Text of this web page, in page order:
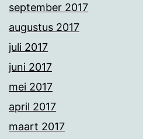
september 2017
augustus 2017
juli 2017
juni 2017
mei 2017
april 2017
maart 2017